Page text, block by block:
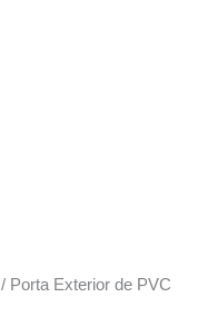
/ Porta Exterior de PVC